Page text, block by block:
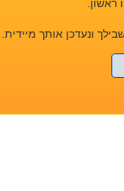
ונעדכן אותך מיידית.